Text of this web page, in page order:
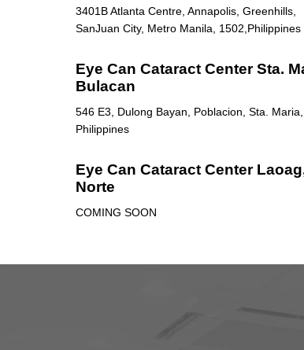
3401B Atlanta Centre, Annapolis, Greenhills,
SanJuan City, Metro Manila, 1502,Philippines
Eye Can Cataract Center Sta.
Bulacan
546 E3, Dulong Bayan, Poblacion, Sta. Maria,
Philippines
Eye Can Cataract Center
Norte
COMING SOON